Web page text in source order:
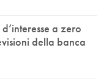
a zero
della banca